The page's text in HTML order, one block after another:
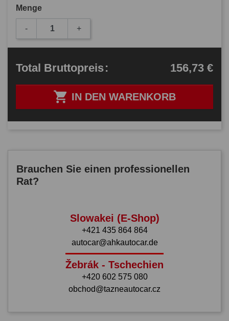
Menge
- +
 IN DEN WARENKORB
Total Bruttopreis: 156,73 €
Brauchen Sie einen professionellen
Rat?
Slowakei (E-Shop)
+421 435 864 864
autocar@ahkautocar.de
Žebrák - Tschechien
+420 602 575 080
obchod@tazneautocar.cz